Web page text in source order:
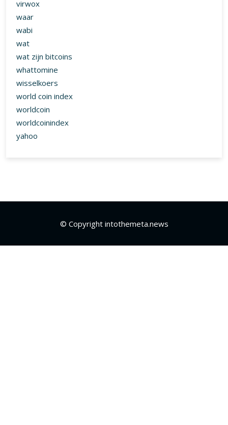
virwox
waar
wabi
wat
wat zijn bitcoins
whattomine
wisselkoers
world coin index
worldcoin
worldcoinindex
yahoo
© Copyright intothemeta.news